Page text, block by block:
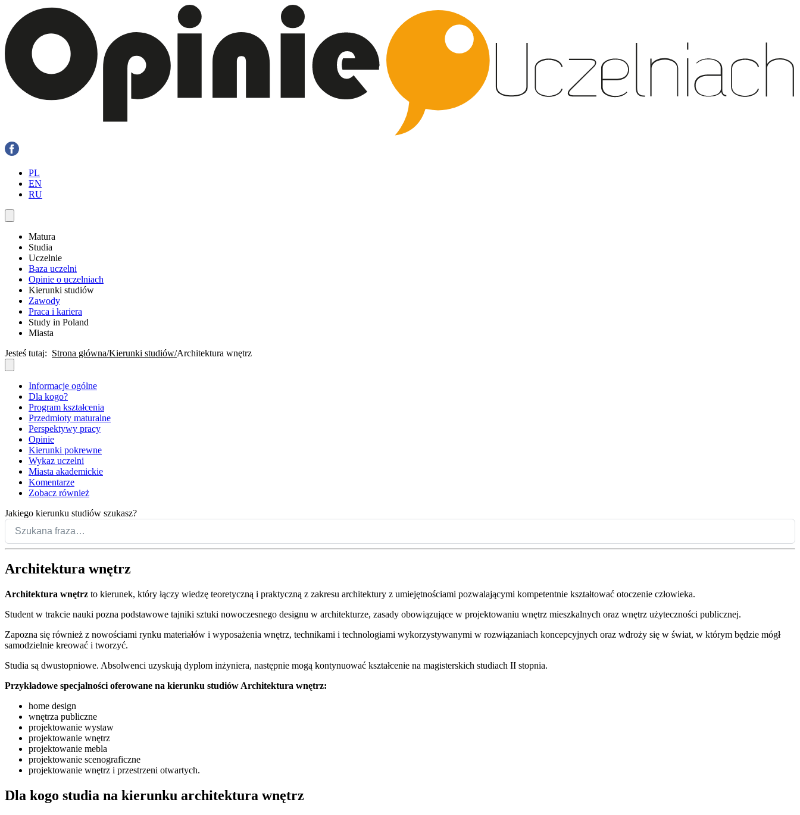
PL
EN
RU
Matura
Studia
Uczelnie
Baza uczelni
Opinie o uczelniach
Kierunki studiów
Zawody
Praca i kariera
Study in Poland
Miasta
Jesteś tutaj: Strona główna Kierunki studiów Architektura wnętrz
Informacje ogólne
Dla kogo?
Program kształcenia
Przedmioty maturalne
Perspektywy pracy
Opinie
Kierunki pokrewne
Wykaz uczelni
Miasta akademickie
Komentarze
Zobacz również
Jakiego kierunku studiów szukasz?
Architektura wnętrz
Architektura wnętrz to kierunek, który łączy wiedzę teoretyczną i praktyczną z zakresu architektury z umiejętnościami pozwalającymi kompetentnie kształtować otoczenie człowieka.
Student w trakcie nauki pozna podstawowe tajniki sztuki nowoczesnego designu w architekturze, zasady obowiązujące w projektowaniu wnętrz mieszkalnych oraz wnętrz użyteczności publicznej.
Zapozna się również z nowościami rynku materiałów i wyposażenia wnętrz, technikami i technologiami wykorzystywanymi w rozwiązaniach koncepcyjnych oraz wdroży się w świat, w którym będzie mógł
samodzielnie kreować i tworzyć.
Studia są dwustopniowe. Absolwenci uzyskują dyplom inżyniera, następnie mogą kontynuować kształcenie na magisterskich studiach II stopnia.
Przykładowe specjalności oferowane na kierunku studiów Architektura wnętrz:
home design
wnętrza publiczne
projektowanie wystaw
projektowanie wnętrz
projektowanie mebla
projektowanie scenograficzne
projektowanie wnętrz i przestrzeni otwartych.
Dla kogo studia na kierunku architektura wnętrz